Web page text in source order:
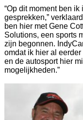
“Op dit moment ben
gesprekken,”
ben hier met Gene
Solutions, een sports
zijn begonnen.
omdat ik hier al
en de autosport hier
mogelijkheden.”